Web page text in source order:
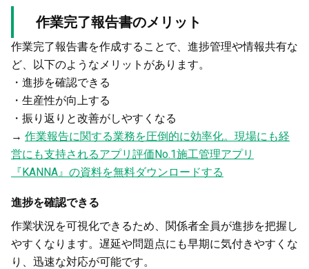
作業完了報告書のメリット
作業完了報告書を作成することで、進捗管理や情報共有な
ど、以下のようなメリットがあります。
・進捗を確認できる
・生産性が向上する
・振り返りと改善がしやすくなる
→ 作業報告に関する業務を圧倒的に効率化。現場にも経
営にも支持されるアプリ評価No.1施工管理アプリ
『KANNA』の資料を無料ダウンロードする
進捗を確認できる
作業状況を可視化できるため、関係者全員が進捗を把握し
やすくなります。遅延や問題点にも早期に気付きやすくな
り、迅速な対応が可能です。